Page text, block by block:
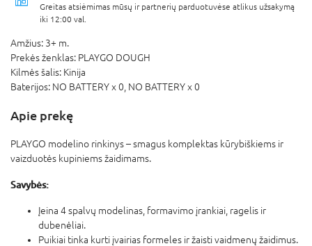
Greitas atsiėmimas mūsų ir partnerių parduotuvėse atlikus užsakymą
iki 12:00 val.
Amžius: 3+ m.
Prekės ženklas: PLAYGO DOUGH
Kilmės šalis: Kinija
Baterijos: NO BATTERY x 0, NO BATTERY x 0
Apie prekę
PLAYGO modelino rinkinys – smagus komplektas kūrybiškiems ir
vaizduotės kupiniems žaidimams.
Savybės:
Įeina 4 spalvų modelinas, formavimo įrankiai, ragelis ir
dubenėliai.
Puikiai tinka kurti įvairias formeles ir žaisti vaidmenų žaidimus.